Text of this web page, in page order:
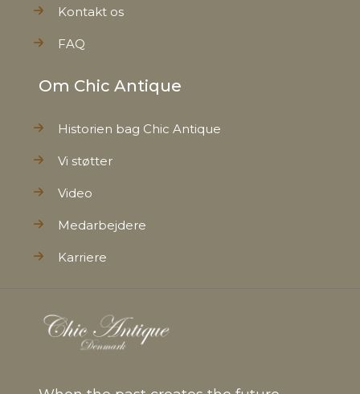
Kontakt os
FAQ
Om Chic Antique
Historien bag Chic Antique
Vi støtter
Video
Medarbejdere
Karriere